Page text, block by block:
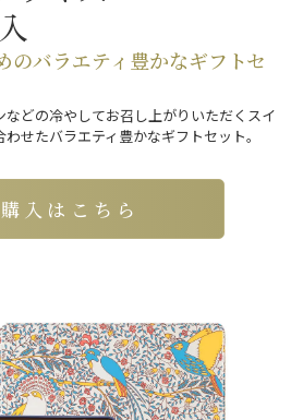
のバラエティ豊かなギフトセ
どの冷やしてお召し上がりいただくスイ
せたバラエティ豊かなギフトセット。
入はこちら